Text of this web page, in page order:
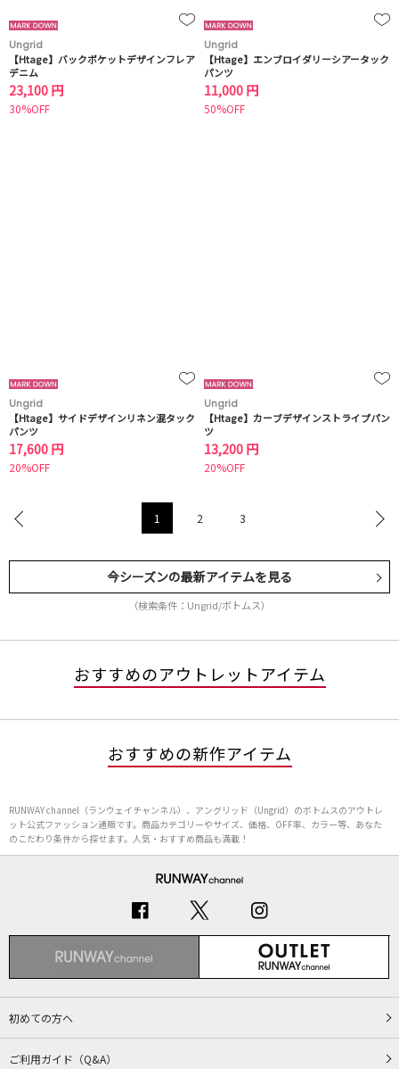
Ungrid
【Htage】バックポケットデザインフレア
デニム
23,100 円
30%OFF
Ungrid
【Htage】エンブロイダリーシアータック
パンツ
11,000 円
50%OFF
Ungrid
【Htage】サイドデザインリネン混タック
パンツ
17,600 円
20%OFF
Ungrid
【Htage】カーブデザインストライプパン
ツ
13,200 円
20%OFF
1 2 3
今シーズンの最新アイテムを見る
（検索条件：Ungrid/ボトムス）
おすすめのアウトレットアイテム
おすすめの新作アイテム
RUNWAY channel（ランウェイチャンネル）、アングリッド（Ungrid）のボトムスのアウトレ
ット公式ファッション通販です。商品カテゴリーやサイズ、価格、OFF率、カラー等、あなた
のこだわり条件から探せます。人気・おすすめ商品も満載！
初めての方へ
ご利用ガイド（Q&A）